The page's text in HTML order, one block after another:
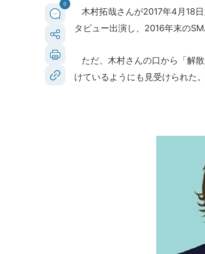
0
木村拓哉さんが2017年4月18
タビュー出演し、2016年末の
ただ、木村さんの口から「解
けているようにも見受けられた。